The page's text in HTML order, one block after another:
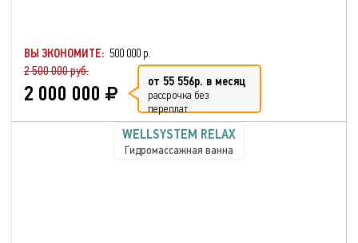
ВЫ ЭКОНОМИТЕ: 500 000 р.
2 500 000 руб.
2 000 000 от 55 556р. в месяц
рассрочка без
переплат
WELLSYSTEM RELAX
Гидромассажная ванна